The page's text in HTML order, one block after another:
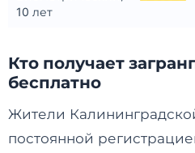
10 лет
Кто получает
бесплатно
Жители
постоянной